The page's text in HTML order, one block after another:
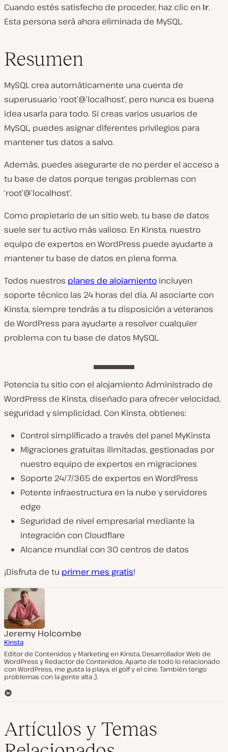
Cuando estés satisfecho de proceder, haz clic en Ir.
Esta persona será ahora eliminada de MySQL.
Resumen
MySQL crea automáticamente una cuenta de
superusuario ‘root’@’localhost’, pero nunca es buena
idea usarla para todo. Si creas varios usuarios de
MySQL, puedes asignar diferentes privilegios para
mantener tus datos a salvo.
Además, puedes asegurarte de no perder el acceso a
tu base de datos porque tengas problemas con
‘root’@’localhost’.
Como propietario de un sitio web, tu base de datos
suele ser tu activo más valioso. En Kinsta, nuestro
equipo de expertos en WordPress puede ayudarte a
mantener tu base de datos en plena forma.
Todos nuestros planes de alojamiento incluyen
soporte técnico las 24 horas del día. Al asociarte con
Kinsta, siempre tendrás a tu disposición a veteranos
de WordPress para ayudarte a resolver cualquier
problema con tu base de datos MySQL.
Potencia tu sitio con el alojamiento Administrado de
WordPress de Kinsta, diseñado para ofrecer velocidad,
seguridad y simplicidad. Con Kinsta, obtienes:
Control simplificado a través del panel MyKinsta
Migraciones gratuitas ilimitadas, gestionadas por
nuestro equipo de expertos en migraciones
Soporte 24/7/365 de expertos en WordPress
Potente infraestructura en la nube y servidores
edge
Seguridad de nivel empresarial mediante la
integración con Cloudflare
Alcance mundial con 30 centros de datos
¡Disfruta de tu primer mes gratis!
Jeremy Holcombe
Kinsta
Editor de Contenidos y Marketing en Kinsta, Desarrollador Web de
WordPress y Redactor de Contenidos. Aparte de todo lo relacionado
con WordPress, me gusta la playa, el golf y el cine. También tengo
problemas con la gente alta ;).
L
e
d
Artículos y Temas